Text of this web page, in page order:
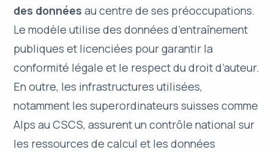
des données au centre de ses préoccupations.
Le modèle utilise des données d’entraînement
publiques et licenciées pour garantir la
conformité légale et le respect du droit d’auteur.
En outre, les infrastructures utilisées,
notamment les superordinateurs suisses comme
Alps au CSCS, assurent un contrôle national sur
les ressources de calcul et les données